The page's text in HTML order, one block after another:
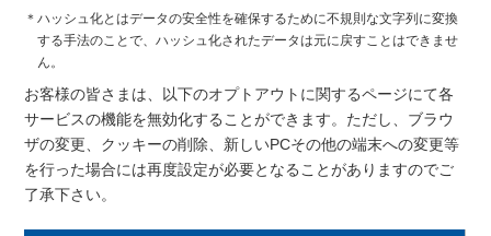
＊ハッシュ化とはデータの安全性を確保するために不規則な文字列に変換
する手法のことで、ハッシュ化されたデータは元に戻すことはできませ
ん。
お客様の皆さまは、以下のオプトアウトに関するページにて各
サービスの機能を無効化することができます。ただし、ブラウ
ザの変更、クッキーの削除、新しいPCその他の端末への変更等
を行った場合には再度設定が必要となることがありますのでご
了承下さい。